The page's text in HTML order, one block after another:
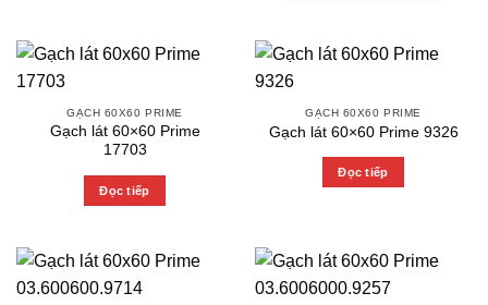
GẠCH 60X60 PRIME
Gạch lát 60×60 Prime
17703
Đọc tiếp
GẠCH 60X60 PRIME
Gạch lát 60×60 Prime 9326
Đọc tiếp